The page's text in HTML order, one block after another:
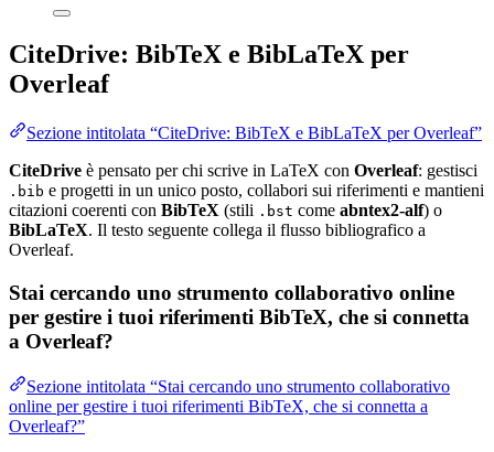
CiteDrive: BibTeX e BibLaTeX per
Overleaf
Sezione intitolata “CiteDrive: BibTeX e BibLaTeX per Overleaf”
CiteDrive è pensato per chi scrive in LaTeX con Overleaf: gestisci
.bib e progetti in un unico posto, collabori sui riferimenti e mantieni
citazioni coerenti con BibTeX (stili .bst come abntex2-alf) o
BibLaTeX. Il testo seguente collega il flusso bibliografico a
Overleaf.
Stai cercando uno strumento collaborativo online
per gestire i tuoi riferimenti BibTeX, che si connetta
a Overleaf?
Sezione intitolata “Stai cercando uno strumento collaborativo
online per gestire i tuoi riferimenti BibTeX, che si connetta a
Overleaf?”